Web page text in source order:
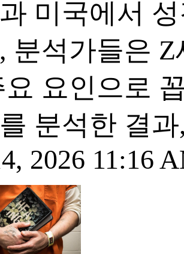
미국에서
분석가들은
요 요인으로
분석한 결
2026 11:16